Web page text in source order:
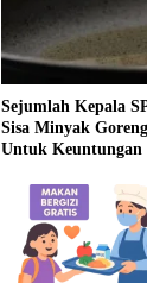
Sejumlah Kepala
Sisa Minyak
Untuk Keuntungan